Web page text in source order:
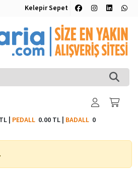
Kelepir Sepet
| PEDALL 0.00 TL| BADALL0